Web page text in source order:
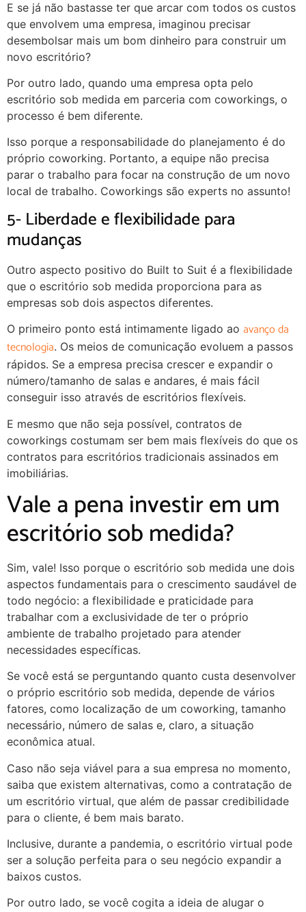
E se já não bastasse ter que arcar com todos os custos
que envolvem uma empresa, imaginou precisar
desembolsar mais um bom dinheiro para construir um
novo escritório?
Por outro lado, quando uma empresa opta pelo
escritório sob medida em parceria com coworkings, o
processo é bem diferente.
Isso porque a responsabilidade do planejamento é do
próprio coworking. Portanto, a equipe não precisa
parar o trabalho para focar na construção de um novo
local de trabalho. Coworkings são experts no assunto!
5- Liberdade e flexibilidade para
mudanças
Outro aspecto positivo do Built to Suit é a flexibilidade
que o escritório sob medida proporciona para as
empresas sob dois aspectos diferentes.
O primeiro ponto está intimamente ligado ao avanço da
tecnologia. Os meios de comunicação evoluem a passos
rápidos. Se a empresa precisa crescer e expandir o
número/tamanho de salas e andares, é mais fácil
conseguir isso através de escritórios flexíveis.
E mesmo que não seja possível, contratos de
coworkings costumam ser bem mais flexíveis do que os
contratos para escritórios tradicionais assinados em
imobiliárias.
Vale a pena investir em um
escritório sob medida?
Sim, vale! Isso porque o escritório sob medida une dois
aspectos fundamentais para o crescimento saudável de
todo negócio: a flexibilidade e praticidade para
trabalhar com a exclusividade de ter o próprio
ambiente de trabalho projetado para atender
necessidades específicas.
Se você está se perguntando quanto custa desenvolver
o próprio escritório sob medida, depende de vários
fatores, como localização de um coworking, tamanho
necessário, número de salas e, claro, a situação
econômica atual.
Caso não seja viável para a sua empresa no momento,
saiba que existem alternativas, como a contratação de
um escritório virtual, que além de passar credibilidade
para o cliente, é bem mais barato.
Inclusive, durante a pandemia, o escritório virtual pode
ser a solução perfeita para o seu negócio expandir a
baixos custos.
Por outro lado, se você cogita a ideia de alugar o